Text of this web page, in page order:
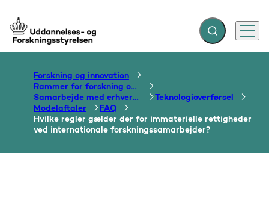
Gå til forsiden Fold søgefelt ud
Menu
Forskning og innovation
Rammer for forskning og innovation
Samarbejde med erhvervslivet
Teknologioverførsel
Modelaftaler
FAQ
Hvilke regler gælder der for immaterielle rettigheder
ved internationale forskningssamarbejder?